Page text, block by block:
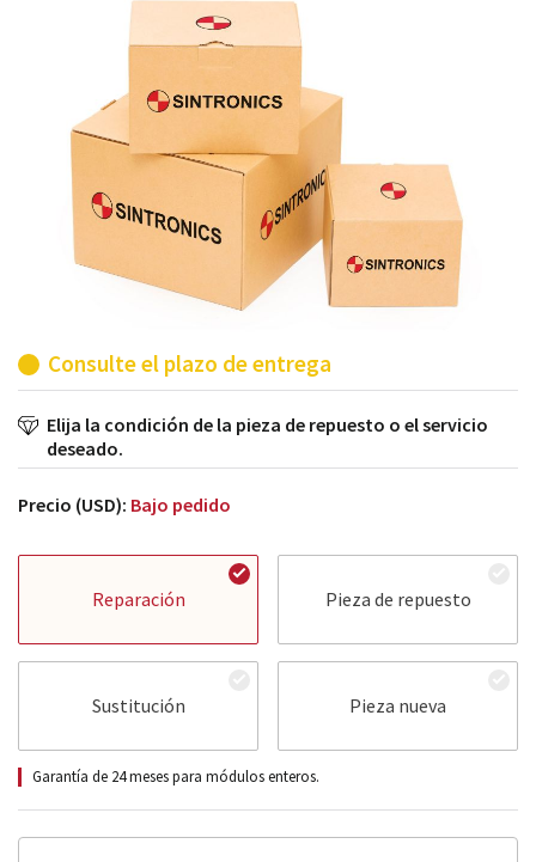
módulos antiguos a un alto nivel técnico o sustitución
de módulos descontinuados por módulos del propio
Consulte el plazo de entrega
Elija la condición de la pieza de repuesto o el servicio
deseado.
Precio (USD): Bajo pedido
Reparación Pieza de repuesto
Sustitución Pieza nueva
Garantía de 24 meses para módulos enteros.